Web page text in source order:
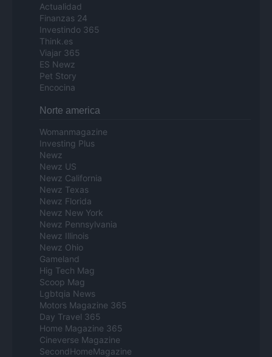
Actualidad
Finanzas 24
Investindo 365
Think.es
Viajar 365
ES Newz
Pet Story
Encocina
Norte america
Womanmagazine
Investing Plus
Newz
Newz US
Newz California
Newz Texas
Newz Florida
Newz New York
Newz Pennsylvania
Newz Illinois
Newz Ohio
Gameland
Hig Tech Mag
Scoop Mag
Lgbtqia News
Motors Magazine 365
Day Travel 365
Home Magazine 365
Cineverse Magazine
SecondHomeMagazine